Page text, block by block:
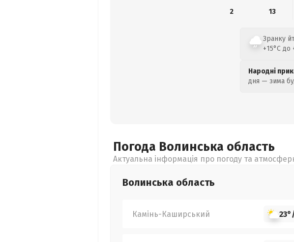
2
13
Зранку
+15°C
Народні
дня — зима
Погода Волинська область
Актуальна інформація про погоду та
Волинська область
Камінь-Каширський 23°